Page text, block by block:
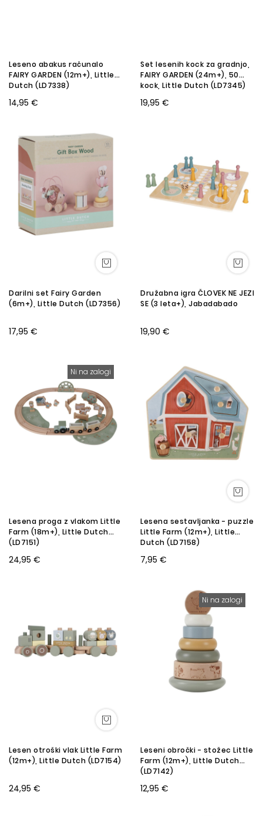
Leseno abakus računalo
FAIRY GARDEN (12m+), Little
Dutch (LD7338)
14,95 €
Set lesenih kock za gradnjo,
FAIRY GARDEN (24m+), 50
kock, Little Dutch (LD7345)
19,95 €
Darilni set Fairy Garden
(6m+), Little Dutch (LD7356)
17,95 €
Družabna igra ČLOVEK NE JEZI
SE (3 leta+), Jabadabado
19,90 €
Ni na zalogi
Lesena proga z vlakom Little
Farm (18m+), Little Dutch
(LD7151)
24,95 €
Lesena sestavljanka - puzzle
Little Farm (12m+), Little
Dutch (LD7158)
7,95 €
Lesen otroški vlak Little Farm
(12m+), Little Dutch (LD7154)
24,95 €
Ni na zalogi
Leseni obročki - stožec Little
Farm (12m+), Little Dutch
(LD7142)
12,95 €